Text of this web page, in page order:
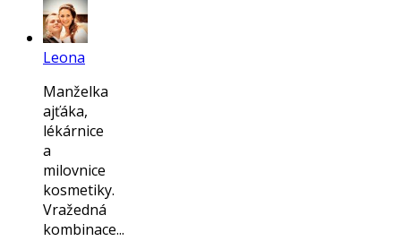
Leona
Manželka
ajťáka,
lékárnice
a
milovnice
kosmetiky.
Vražedná
kombinace...